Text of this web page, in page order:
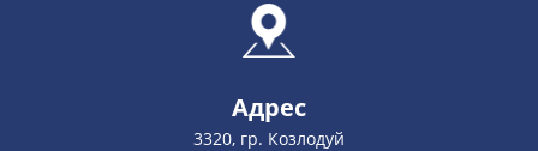
Адрес
3320, гр. Козлодуй